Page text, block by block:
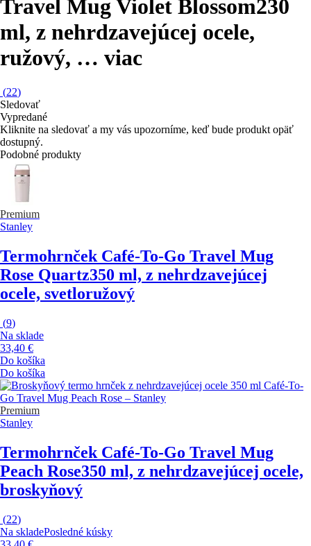
Travel Mug Violet Blossom230
ml, z nehrdzavejúcej ocele,
ružový, … viac
(22)
Sledovať
Vypredané
Kliknite na sledovať a my vás upozorníme, keď bude produkt opäť
dostupný.
Podobné produkty
Premium
Stanley
Termohrnček Café-To-Go Travel Mug
Rose Quartz350 ml, z nehrdzavejúcej
ocele, svetloružový
(9)
Na sklade
33,40 €
Do košíka
Do košíka
Premium
Stanley
Termohrnček Café-To-Go Travel Mug
Peach Rose350 ml, z nehrdzavejúcej ocele,
broskyňový
(22)
Na skladePosledné kúsky